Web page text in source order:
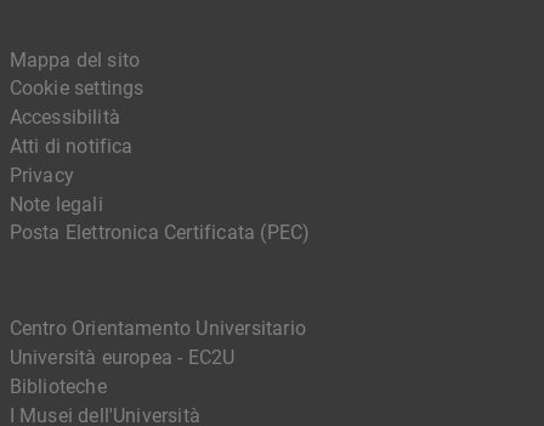
Centro Orientamento Universitario
Università europea - EC2U
Biblioteche
I Musei dell'Università
Mappa del sito
Cookie settings
Accessibilità
Atti di notifica
Privacy
Note legali
Posta Elettronica Certificata (PEC)